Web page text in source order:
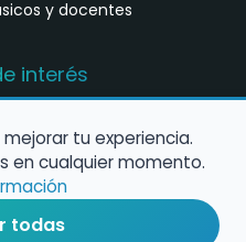
y docentes
interés
España
de empleo
tu experiencia.
en cualquier momento.
todas